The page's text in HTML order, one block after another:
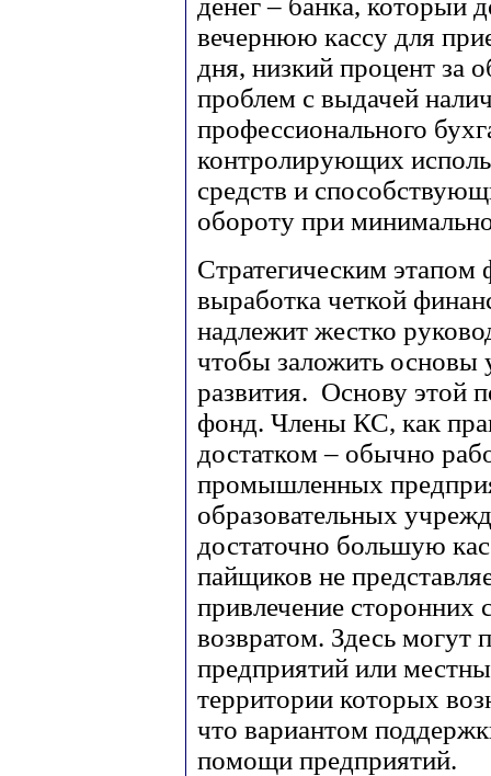
денег – банка, который
вечернюю кассу для
дня, низкий процент за
проблем с выдачей
профессионального
контролирующих
средств и
обороту при
Стратегическим
выработка четкой
надлежит жестко
чтобы заложить основы
развития. Основу этой
фонд. Члены КС, как
достатком – обычно
промышленных
образовательных
достаточно большую
пайщиков не
привлечение
возвратом. Здесь могут
предприятий или
территории которых
что вариантом
помощи предприятий.